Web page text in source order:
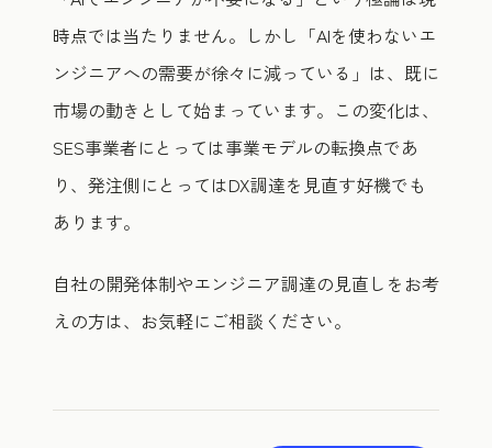
時点では当たりません。しかし「AIを使わないエ
ンジニアへの需要が徐々に減っている」は、既に
市場の動きとして始まっています。この変化は、
SES事業者にとっては事業モデルの転換点であ
り、発注側にとってはDX調達を見直す好機でも
あります。
自社の開発体制やエンジニア調達の見直しをお考
えの方は、お気軽にご相談ください。